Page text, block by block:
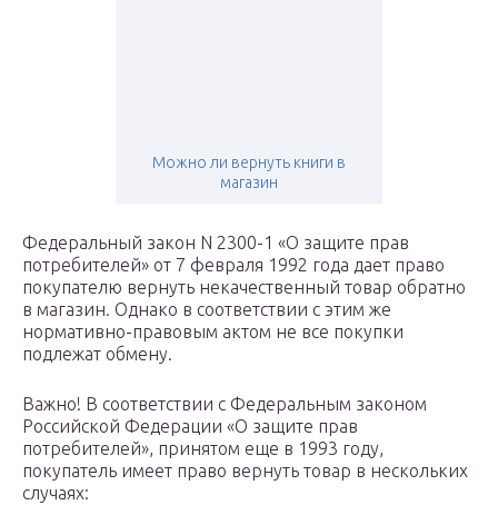
Можно ли вернуть книги в
магазин
Федеральный закон N 2300-1 «О защите прав
потребителей» от 7 февраля 1992 года дает право
покупателю вернуть некачественный товар обратно
в магазин. Однако в соответствии с этим же
нормативно-правовым актом не все покупки
подлежат обмену.
Важно! В соответствии с Федеральным законом
Российской Федерации «О защите прав
потребителей», принятом еще в 1993 году,
покупатель имеет право вернуть товар в нескольких
случаях: